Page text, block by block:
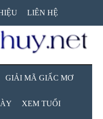
LIÊN HỆ
GIẢI MÃ GIẤC MƠ
XEM TUỔI